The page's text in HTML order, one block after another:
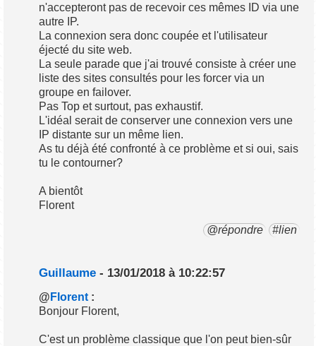
n'accepteront pas de recevoir ces mêmes ID via une
autre IP.
La connexion sera donc coupée et l'utilisateur
éjecté du site web.
La seule parade que j'ai trouvé consiste à créer une
liste des sites consultés pour les forcer via un
groupe en failover.
Pas Top et surtout, pas exhaustif.
L'idéal serait de conserver une connexion vers une
IP distante sur un même lien.
As tu déjà été confronté à ce problème et si oui, sais
tu le contourner?
A bientôt
Florent
@répondre #lien
Guillaume - 13/01/2018 à 10:22:57
@ Florent :
Bonjour Florent,
C'est un problème classique que l'on peut bien-sûr